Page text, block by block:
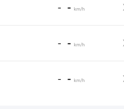
- - km/h
- - km/h
- - km/h